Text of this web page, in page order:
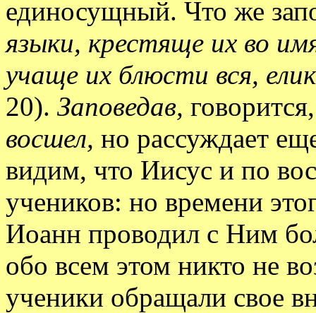
единосущный. Что же
языки, крестяще их во
учаще их блюсти вся,
20). Заповедав,
восшел, но рассуждает
видим, что Иисус и по
учеников: но времени
Иоанн проводил с Ним
обо всем этом никто не
ученики обращали свое